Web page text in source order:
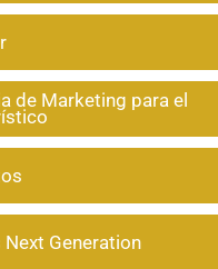
de Marketing para el
Generation